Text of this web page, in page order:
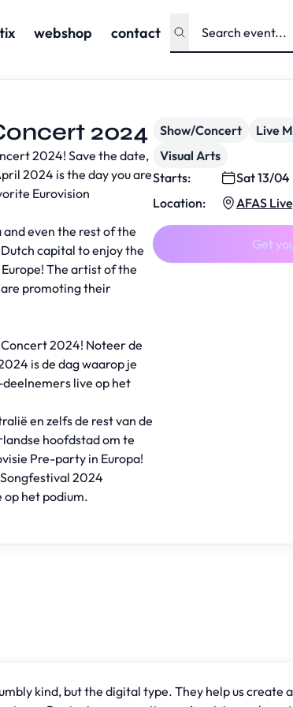
webshop contact
2024
2024! Save the date,
2024 is the day you are
Eurovision
even the rest of the
capital to enjoy the
The artist of the
promoting their
2024! Noteer de
is de dag waarop je
live op het
en zelfs de rest van de
hoofdstad om te
Pre-party in Europa!
2024
het podium.
Show/Concert Live
Visual Arts
Starts:
Sat 13/04
Location:
AFAS
Get
kind, but the digital type. They help us create